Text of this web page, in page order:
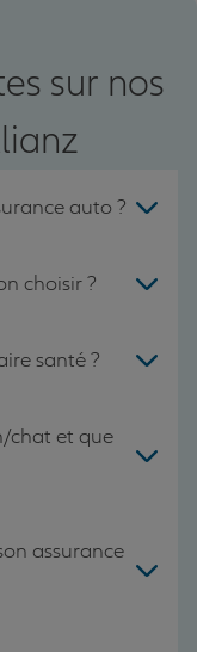
sur nos
auto ?
choisir ?
santé ?
chat et que
assurance